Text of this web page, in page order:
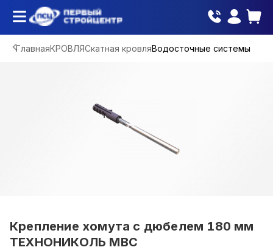
ГлавнаяКРОВЛЯСкатная кровляВодосточные системы
Крепление хомута с дюбелем 180 мм
ТЕХНОНИКОЛЬ МВС